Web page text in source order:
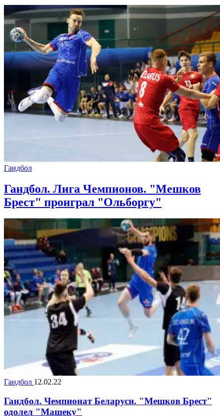
Гандбол
Гандбол. Лига Чемпионов. "Мешков
Брест" проиграл "Ольборгу"
Гандбол 12.02.22
Гандбол. Чемпионат Беларуси. "Мешков Брест"
одолел "Машеку"